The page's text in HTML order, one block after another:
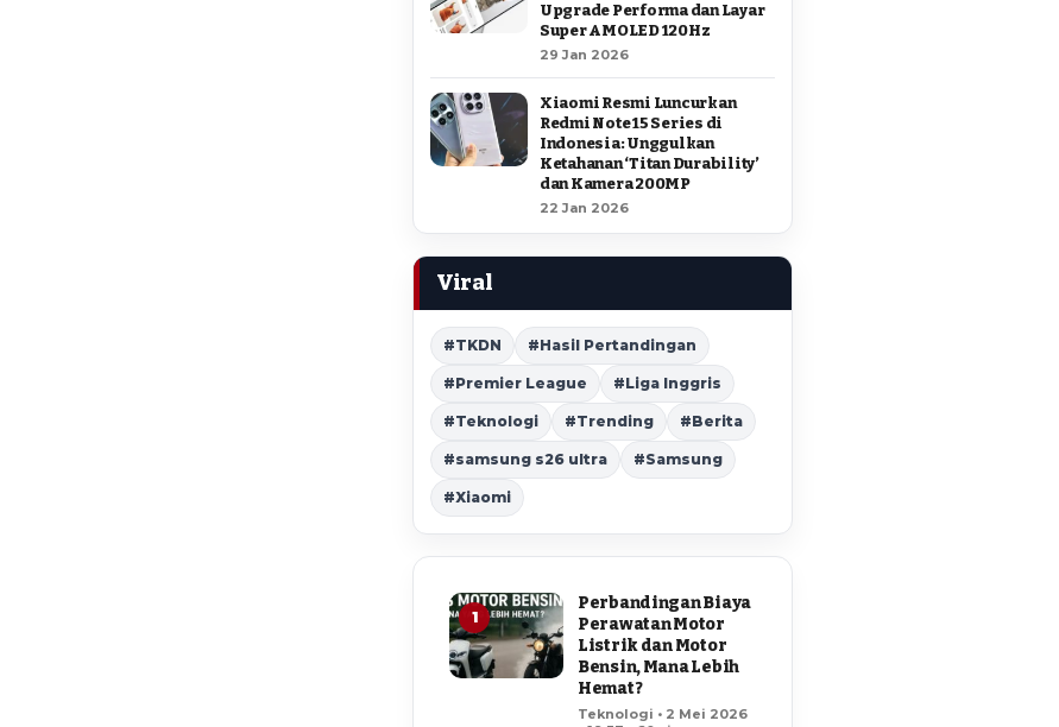
Upgrade Performa dan Layar
Super AMOLED 120Hz
29 Jan 2026
Xiaomi Resmi Luncurkan
Redmi Note 15 Series di
Indonesia: Unggulkan
Ketahanan ‘Titan Durability’
dan Kamera 200MP
22 Jan 2026
Viral
#TKDN #Hasil Pertandingan
#Premier League #Liga Inggris
#Teknologi #Trending #Berita
#samsung s26 ultra #Samsung
#Xiaomi
1
Perbandingan Biaya
Perawatan Motor
Listrik dan Motor
Bensin, Mana Lebih
Hemat?
Teknologi • 2 Mei 2026